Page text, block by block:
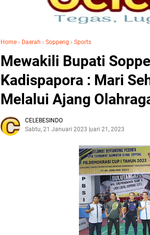
Home › Daerah › Soppeng › Sports
Mewakili Bupati
Kadispapora : Mari
Melalui Ajang
CELEBESINDO
Sabtu, 21 Januari 2023Januari 21, 2023